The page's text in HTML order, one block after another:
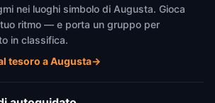
nei luoghi simbolo di Augusta. Gioca
ritmo — e porta un gruppo per
in classifica.
tesoro a Augusta→